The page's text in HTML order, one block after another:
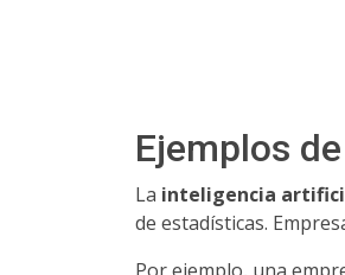
Ejemplos
La inteligencia
de estadísticas.